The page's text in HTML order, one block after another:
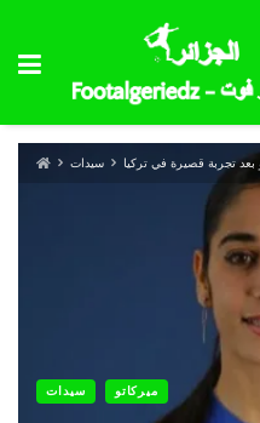
سيدات تجربة قصيرة في تركيا
سيدات ميركاتو